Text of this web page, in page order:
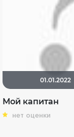
01.01.2022
Мой капитан
нет оценки